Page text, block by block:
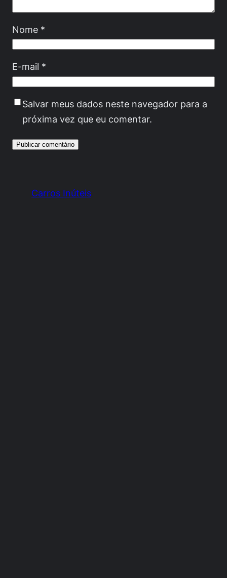
Nome *
E-mail *
Salvar meus dados neste navegador para a
próxima vez que eu comentar.
Carros Inúteis